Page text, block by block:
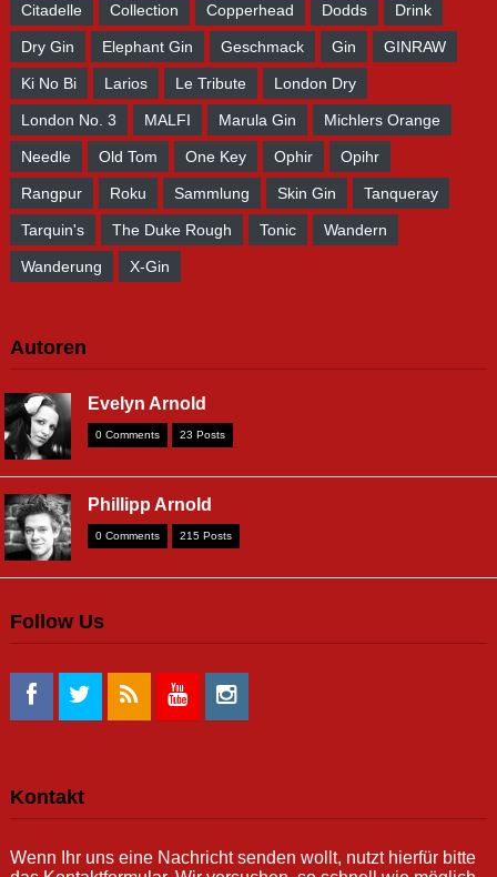
Citadelle Collection Copperhead Dodds Drink
Dry Gin Elephant Gin Geschmack Gin GINRAW
Ki No Bi Larios Le Tribute London Dry
London No. 3 MALFI Marula Gin Michlers Orange
Needle Old Tom One Key Ophir Opihr
Rangpur Roku Sammlung Skin Gin Tanqueray
Tarquin's The Duke Rough Tonic Wandern
Wanderung X-Gin
Autoren
Evelyn Arnold
0 Comments 23 Posts
Phillipp Arnold
0 Comments 215 Posts
Follow Us
Kontakt
Wenn Ihr uns eine Nachricht senden wollt, nutzt hierfür bitte